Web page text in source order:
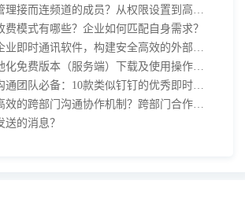
如何轻松管理接而连频道的成员？从权限设置到高效协作全指南
费模式有哪些？企业如何匹配自身需求？
接而连：企业即时通讯软件，构建安全高效的外部合作对接体系
接而连本地化免费版本（服务端）下载及使用操作手册
打造高效沟通团队必备：10款类似钉钉的优秀即时通讯软件推荐
如何打造高效的跨部门沟通协作机制？跨部门合作的四个有效策略
的消息？